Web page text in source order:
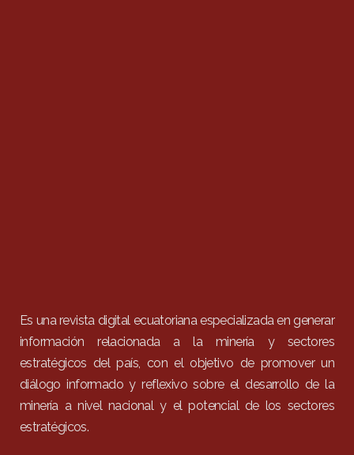
Es una revista digital ecuatoriana especializada en generar
información relacionada a la minería y sectores
estratégicos del país, con el objetivo de promover un
diálogo informado y reflexivo sobre el desarrollo de la
minería a nivel nacional y el potencial de los sectores
estratégicos.